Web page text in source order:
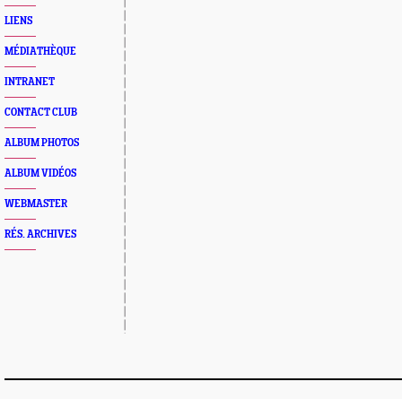
LIENS
MÉDIATHÈQUE
INTRANET
CONTACT CLUB
ALBUM PHOTOS
ALBUM VIDÉOS
WEBMASTER
RÉS. ARCHIVES